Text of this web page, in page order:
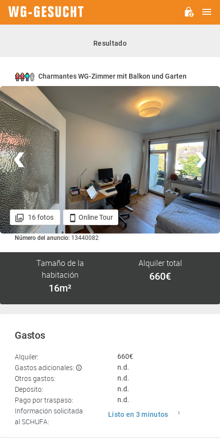
Resultado
Charmantes WG-Zimmer mit Balkon und Garten
16 fotos Online Tour
Número del anuncio: 13440082
Tamaño de la
habitación
16m²
Alquiler total
660€
Gastos
Alquiler: 660€
Gastos adicionales: n.d.
Otros gastos: n.d.
Depósito: n.d.
Pago por traspaso: n.d.
Información solicitada
al SCHUFA:
Listo en 3 minutos 1